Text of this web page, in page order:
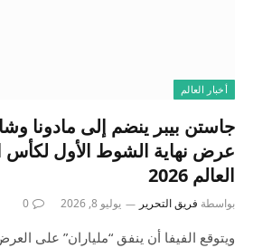
أخبار العالم
عرض نهاية الشوط الأول لكأس
العالم 2026
بواسطة فريق التحرير يوليو 8, 2026 0